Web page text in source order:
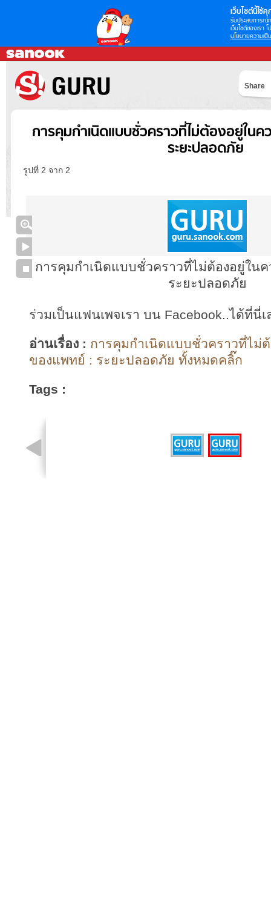
เว็บไซต์นี้ใช้คุ
รับประสบการณ์
เว็บไซต์ของเรา
นโยบายความเป็
Share
การคุมกำเนิดแบบชั่วคราวที่ไม่ต้องอยู่ใน
ระยะปลอดภัย
รูปที่ 2 จาก 2
การคุมกำเนิดแบบชั่วคราวที่ไม่ต้องอยู่ใน
ระยะปลอดภัย
ร่วมเป็นแฟนเพจเรา บน Facebook..ได้ที่นี่เ
อ่านเรื่อง : การคุมกำเนิดแบบชั่วคราวที่ไม่
ของแพทย์ : ระยะปลอดภัย ทั้งหมดคลิ๊ก
Tags :